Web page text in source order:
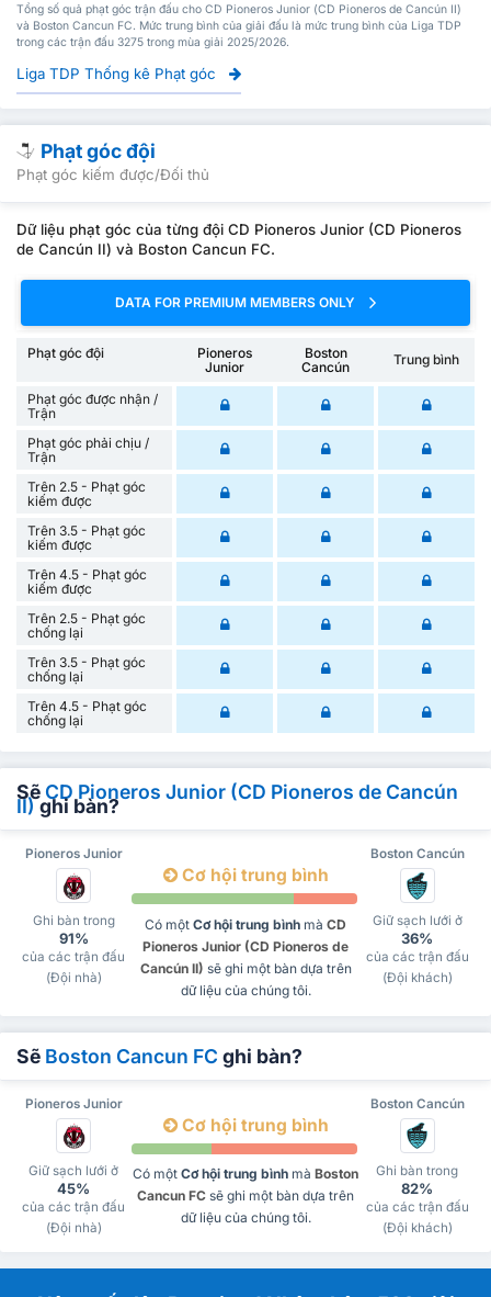
Tổng số quả phạt góc trận đấu cho CD Pioneros Junior (CD Pioneros de Cancún II)
và Boston Cancun FC. Mức trung bình của giải đấu là mức trung bình của Liga TDP
trong các trận đấu 3275 trong mùa giải 2025/2026.
Liga TDP Thống kê Phạt góc
Phạt góc đội
Phạt góc kiếm được/Đối thủ
Dữ liệu phạt góc của từng đội CD Pioneros Junior (CD Pioneros
de Cancún II) và Boston Cancun FC.
DATA FOR PREMIUM MEMBERS ONLY
Phạt góc đội
Pioneros
Junior
Boston
Cancún
Trung bình
Phạt góc được nhận /
Trận
Phạt góc phải chịu /
Trận
Trên 2.5 - Phạt góc
kiếm được
Trên 3.5 - Phạt góc
kiếm được
Trên 4.5 - Phạt góc
kiếm được
Trên 2.5 - Phạt góc
chống lại
Trên 3.5 - Phạt góc
chống lại
Trên 4.5 - Phạt góc
chống lại
Sẽ CD Pioneros Junior (CD Pioneros de Cancún
II)ghi bàn?
Pioneros Junior Boston Cancún
Ghi bàn trong
91%
của các trận đấu
(Đội nhà)
Cơ hội trung bình
Có một Cơ hội trung bình mà CD
Pioneros Junior (CD Pioneros de
Cancún II) sẽ ghi một bàn dựa trên
dữ liệu của chúng tôi.
Giữ sạch lưới ở
36%
của các trận đấu
(Đội khách)
Sẽ Boston Cancun FC ghi bàn?
Pioneros Junior Boston Cancún
Giữ sạch lưới ở
45%
của các trận đấu
(Đội nhà)
Cơ hội trung bình
Có một Cơ hội trung bình mà Boston
Cancun FC sẽ ghi một bàn dựa trên
dữ liệu của chúng tôi.
Ghi bàn trong
82%
của các trận đấu
(Đội khách)